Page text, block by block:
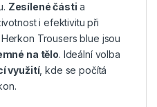
Zesílené části a
i efektivitu při
Trousers blue jsou
na tělo. Ideální volba
využití, kde se počítá